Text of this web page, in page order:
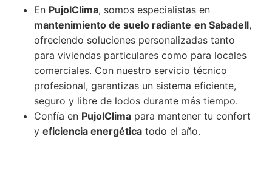
En PujolClima, somos especialistas en
mantenimiento de suelo radiante en Sabadell,
ofreciendo soluciones personalizadas tanto
para viviendas particulares como para locales
comerciales. Con nuestro servicio técnico
profesional, garantizas un sistema eficiente,
seguro y libre de lodos durante más tiempo.
Confía en PujolClima para mantener tu confort
y eficiencia energética todo el año.